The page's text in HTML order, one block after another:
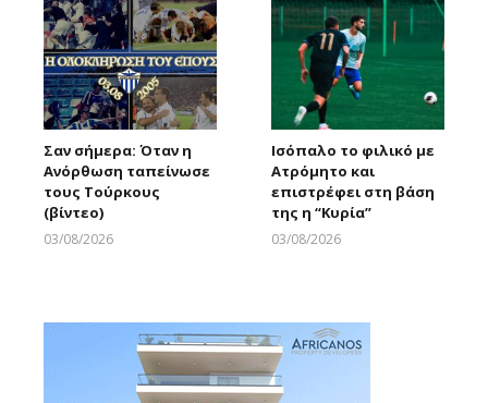
Σαν σήμερα: Όταν η
Ανόρθωση ταπείνωσε
τους Τούρκους
(βίντεο)
03/08/2026
Ισόπαλο το φιλικό με
Ατρόμητο και
επιστρέφει στη βάση
της η “Κυρία”
03/08/2026